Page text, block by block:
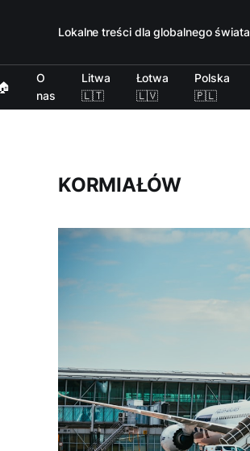
Lokalne treści dla globalnego świata
O
nas
Litwa
🇱🇹
Łotwa
🇱🇻
Polska
🇵🇱
KORMIAŁÓW